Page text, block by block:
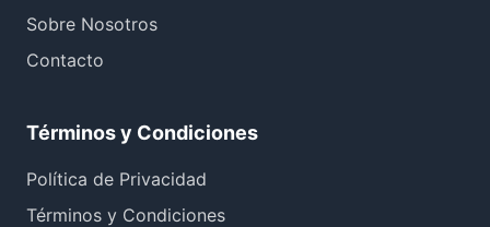
Sobre Nosotros
Contacto
Términos y Condiciones
Política de Privacidad
Términos y Condiciones